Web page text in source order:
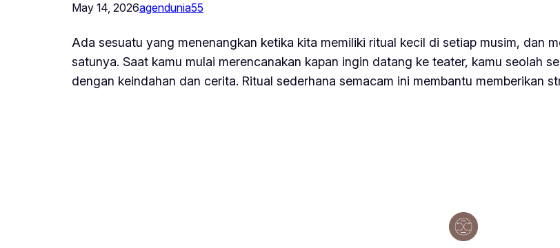
May 14, 2026agendunia55
Ada sesuatu yang menenangkan ketika kita memiliki ritual kecil di setiap musim, dan
satunya. Saat kamu mulai merencanakan kapan ingin datang ke teater, kamu seolah
dengan keindahan dan cerita. Ritual sederhana semacam ini membantu memberikan